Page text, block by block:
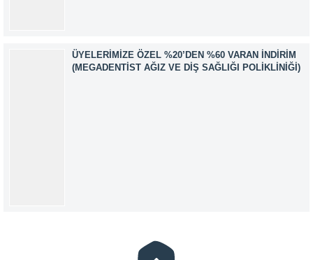
ÜYELERIMIZE ÖZEL %20’DEN %60 VARAN İNDIRIM
(MEGADENTIST AĞIZ VE DIŞ SAĞLIĞI POLIKLINIĞI)